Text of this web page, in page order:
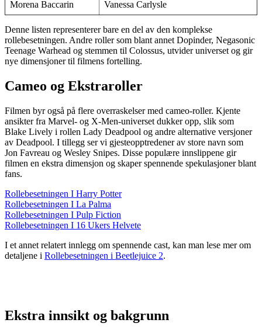
Morena Baccarin Vanessa Carlysle
Denne listen representerer bare en del av den komplekse
rollebesetningen. Andre roller som blant annet Dopinder, Negasonic
Teenage Warhead og stemmen til Colossus, utvider universet og gir
nye dimensjoner til filmens fortelling.
Cameo og Ekstraroller
Filmen byr også på flere overraskelser med cameo-roller. Kjente
ansikter fra Marvel- og X-Men-universet dukker opp, slik som
Blake Lively i rollen Lady Deadpool og andre alternative versjoner
av Deadpool. I tillegg ser vi gjesteopptredener av store navn som
Jon Favreau og Wesley Snipes. Disse populære innslippene gir
filmen en ekstra dimensjon og skaper spennende spekulasjoner blant
fans.
Rollebesetningen I Harry Potter
Rollebesetningen I La Palma
Rollebesetningen I Pulp Fiction
Rollebesetningen I 16 Ukers Helvete
I et annet relatert innlegg om spennende cast, kan man lese mer om
detaljene i Rollebesetningen i Beetlejuice 2.
Ekstra innsikt og bakgrunn